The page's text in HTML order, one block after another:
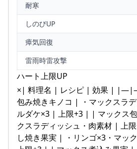
耐寒
しのびUP
瘴気回復
雷雨時雷攻撃
ハート上限UP
×| 料理名 | レシピ | 効果 |
包み焼きキノコ | ・マックスラ
ルダケ×3 | 上限+3 | | マックス
クスラディッシュ・肉素材 | 上
し焼き果実 | ・リンゴ×3・マッ